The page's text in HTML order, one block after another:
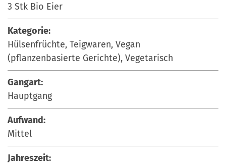
3 Stk Bio Eier
Kategorie:
Hülsenfrüchte, Teigwaren, Vegan
(pflanzenbasierte Gerichte), Vegetarisch
Gangart:
Hauptgang
Aufwand:
Mittel
Jahreszeit: